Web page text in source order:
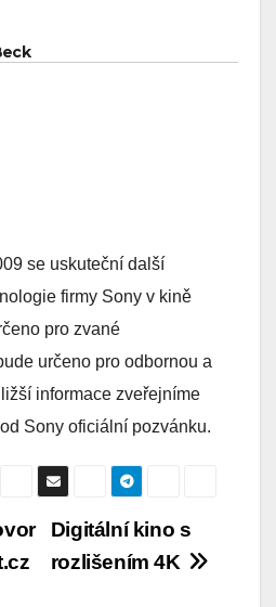
se uskuteční další
firmy Sony v kině
pro zvané
určeno pro odbornou a
informace zveřejníme
Sony oficiální pozvánku.
Digitální kino s
rozlišením 4K